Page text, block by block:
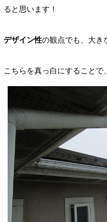
ると思います！
デザイン性の観点でも、大き
こちらを真っ白にすることで